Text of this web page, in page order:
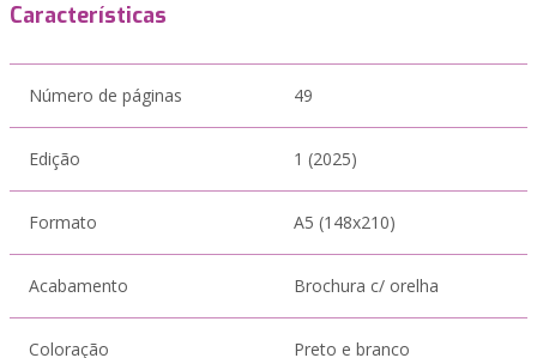
Características
Número de páginas 49
Edição 1 (2025)
Formato A5 (148x210)
Acabamento Brochura c/ orelha
Coloração Preto e branco